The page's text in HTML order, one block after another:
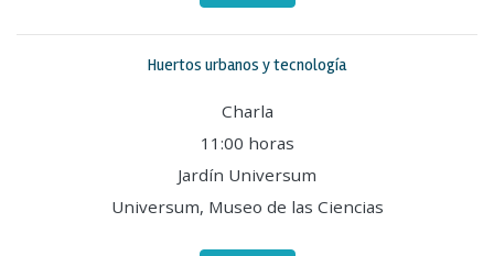
Huertos urbanos y tecnología
Charla
11:00 horas
Jardín Universum
Universum, Museo de las Ciencias